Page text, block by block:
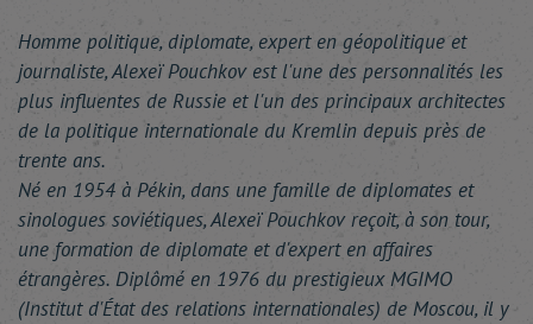
Homme politique, diplomate, expert en géopolitique et
journaliste, Alexeï Pouchkov est l'une des personnalités les
plus influentes de Russie et l'un des principaux architectes
de la politique internationale du Kremlin depuis près de
trente ans.
Né en 1954 à Pékin, dans une famille de diplomates et
sinologues soviétiques, Alexeï Pouchkov reçoit, à son tour,
une formation de diplomate et d'expert en affaires
étrangères. Diplômé en 1976 du prestigieux MGIMO
(Institut d'État des relations internationales) de Moscou, il y